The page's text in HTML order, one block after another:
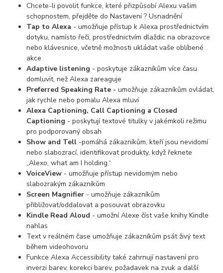
Chcete-li povolit funkce, které přizpůsobí Alexu vašim
schopnostem, přejděte do Nastavení ? Usnadnění
Tap to Alexa - umožňuje přístup k Alexa prostřednictvím
dotyku, namísto řeči, prostřednictvím dlaždic na obrazovce
nebo klávesnice, včetně možnosti ukládat vaše oblíbené
akce
Adaptive listening - poskytuje zákazníkům více času
domluvit, než Alexa zareaguje
Preferred Speaking Rate - umožňuje zákazníkům ovládat,
jak rychle nebo pomalu Alexa mluví
Alexa Captioning, Call Captioning a Closed
Captioning - poskytují textové titulky v jakémkoli režimu
pro podporovaný obsah
Show and Tell -pomáhá zákazníkům, kteří jsou nevidomí
nebo slabozrací, identifikovat produkty, když řeknete
„Alexo, what am I holding.“
VoiceView - umožňuje přístup nevidomým nebo
slabozrakým zákazníkům
Screen Magnifier - umožňuje zákazníkům
přibližovat/oddalovat a posouvat obrazovku
Kindle Read Aloud - umožní Alexe číst vaše knihy Kindle
nahlas
Text v reálném čase umožňuje zákazníkům psát živý text
během videohovoru
Funkce Alexa Accessibility také zahrnují nastavení pro
inverzi barev, korekci barev, požadavek na zvuk a další.